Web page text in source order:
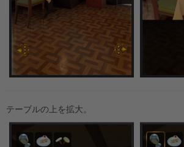
テーブルの上を拡大。